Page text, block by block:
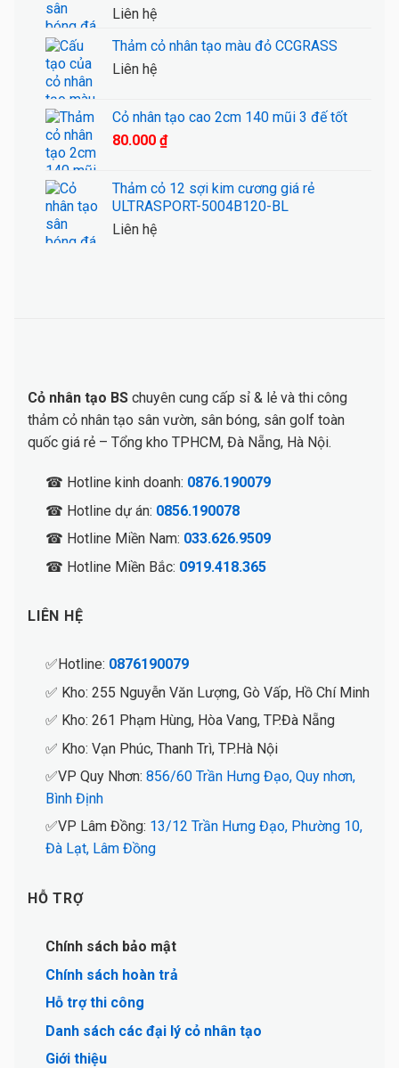
Liên hệ
Thảm cỏ nhân tạo màu đỏ CCGRASS
Liên hệ
Cỏ nhân tạo cao 2cm 140 mũi 3 đế tốt
80.000 ₫
Thảm cỏ 12 sợi kim cương giá rẻ
ULTRASPORT-5004B120-BL
Liên hệ
Cỏ nhân tạo BS chuyên cung cấp sỉ & lẻ và thi công
thảm cỏ nhân tạo sân vườn, sân bóng, sân golf toàn
quốc giá rẻ – Tổng kho TPHCM, Đà Nẵng, Hà Nội.
☎ Hotline kinh doanh: 0876.190079
☎ Hotline dự án: 0856.190078
☎ Hotline Miền Nam: 033.626.9509
☎ Hotline Miền Bắc: 0919.418.365
LIÊN HỆ
✅Hotline: 0876190079
✅ Kho: 255 Nguyễn Văn Lượng, Gò Vấp, Hồ Chí Minh
✅ Kho: 261 Phạm Hùng, Hòa Vang, TP.Đà Nẵng
✅ Kho: Vạn Phúc, Thanh Trì, TP.Hà Nội
✅VP Quy Nhơn: 856/60 Trần Hưng Đạo, Quy nhơn,
Bình Định
✅VP Lâm Đồng: 13/12 Trần Hưng Đạo, Phường 10,
Đà Lạt, Lâm Đồng
HỖ TRỢ
Chính sách bảo mật
Chính sách hoàn trả
Hỗ trợ thi công
Danh sách các đại lý cỏ nhân tạo
Giới thiệu